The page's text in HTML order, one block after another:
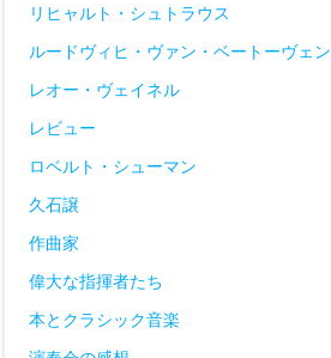
リヒャルト・シュトラウス
ルードヴィヒ・ヴァン・ベートーヴェン
レオー・ヴェイネル
レビュー
ロベルト・シューマン
久石譲
作曲家
偉大な指揮者たち
本とクラシック音楽